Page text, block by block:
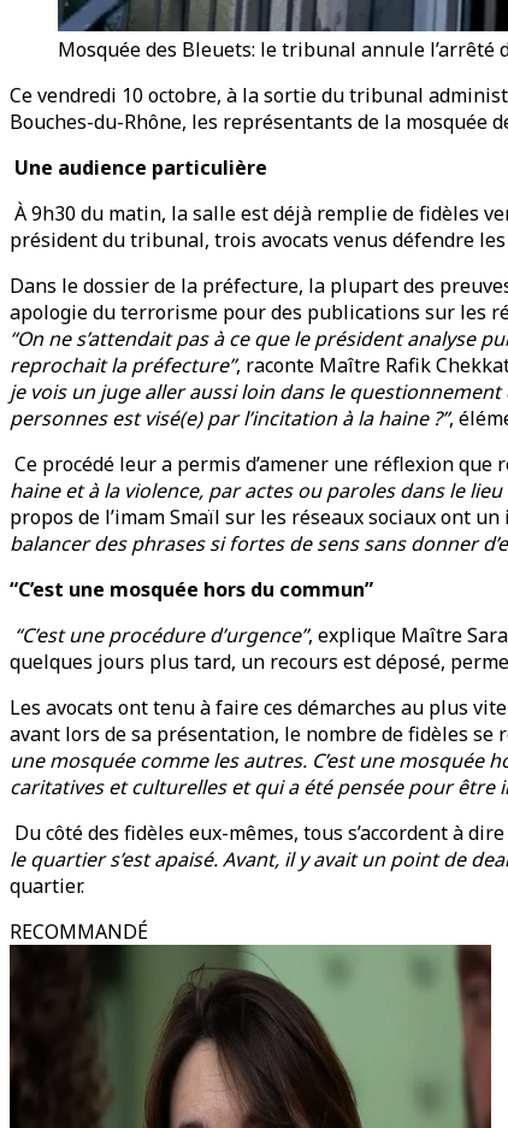
Mosquée des Bleuets: le tribunal annule l’arrêté
Ce vendredi 10 octobre, à la sortie du tribunal
Bouches-du-Rhône, les représentants de la mosquée
Une audience particulière
À 9h30 du matin, la salle est déjà remplie de fidèles
président du tribunal, trois avocats venus défendre
Dans le dossier de la préfecture, la plupart des
apologie du terrorisme pour des publications sur les
“On ne s’attendait pas à ce que le président analyse
reprochait la préfecture”, raconte Maître Rafik
je vois un juge aller aussi loin dans le questionnement
personnes est visé(e) par l’incitation à la haine ?”,
Ce procédé leur a permis d’amener une réflexion que
haine et à la violence, par actes ou paroles dans le
propos de l’imam Smaïl sur les réseaux sociaux ont
balancer des phrases si fortes de sens sans donner
“C’est une mosquée hors du commun”
“C’est une procédure d’urgence”, explique Maître
quelques jours plus tard, un recours est déposé,
Les avocats ont tenu à faire ces démarches au plus
avant lors de sa présentation, le nombre de fidèles se
une mosquée comme les autres. C’est une
caritatives et culturelles et qui a été pensée pour être
Du côté des fidèles eux-mêmes, tous s’accordent à
le quartier s’est apaisé. Avant, il y avait un point de
quartier.
RECOMMANDÉ